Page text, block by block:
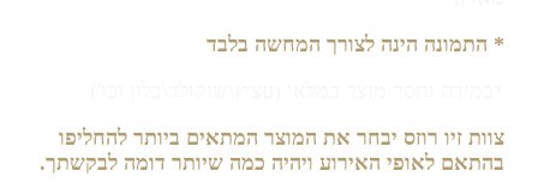
* התמונה הינה לצורך המחשה בלבד
צוות זיו רוזס יבחר את המוצר המתאים ביותר להחליפו
בהתאם לאופי האירוע ויהיה כמה שיותר דומה לבקשתך.